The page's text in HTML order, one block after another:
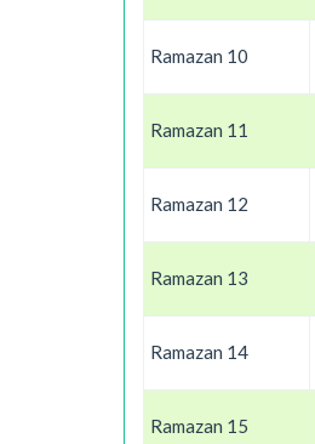
Ramazan 10
Ramazan 11
Ramazan 12
Ramazan 13
Ramazan 14
Ramazan 15